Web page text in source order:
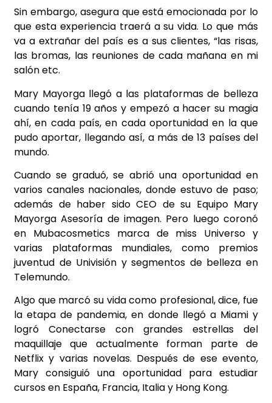
Sin embargo, asegura que está emocionada por lo
que esta experiencia traerá a su vida. Lo que más
va a extrañar del país es a sus clientes, “las risas,
las bromas, las reuniones de cada mañana en mi
salón etc.
Mary Mayorga llegó a las plataformas de belleza
cuando tenía 19 años y empezó a hacer su magia
ahí, en cada país, en cada oportunidad en la que
pudo aportar, llegando así, a más de 13 países del
mundo.
Cuando se graduó, se abrió una oportunidad en
varios canales nacionales, donde estuvo de paso;
además de haber sido CEO de su Equipo Mary
Mayorga Asesoría de imagen. Pero luego coronó
en Mubacosmetics marca de miss Universo y
varias plataformas mundiales, como premios
juventud de Univisión y segmentos de belleza en
Telemundo.
Algo que marcó su vida como profesional, dice, fue
la etapa de pandemia, en donde llegó a Miami y
logró Conectarse con grandes estrellas del
maquillaje que actualmente forman parte de
Netflix y varias novelas. Después de ese evento,
Mary consiguió una oportunidad para estudiar
cursos en España, Francia, Italia y Hong Kong.